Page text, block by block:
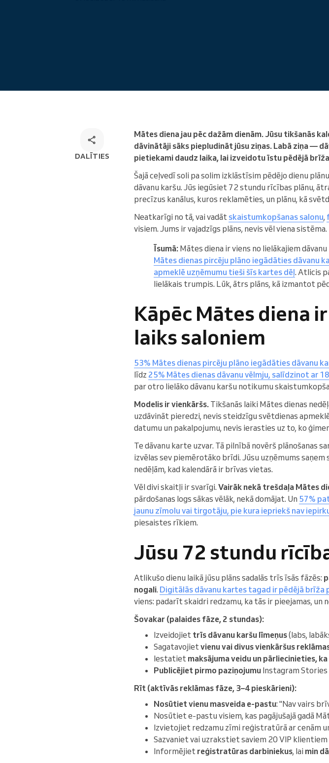
DALĪTIES
Mātes diena jau pēc dažām dienām. Jūsu tikšanās
dāvinātāji sāks piepludināt jūsu ziņas. Labā ziņa —
pietiekami daudz laika, lai izveidotu īstu pēdējā
Šajā ceļvedī soli pa solim izklāstīsim pēdējo dienu
dāvanu karšu. Jūs iegūsiet 72 stundu rīcības plānu,
precīzus kanālus, kuros reklamēties, un plānu, kā
Neatkarīgi no tā, vai vadāt skaistumkopšanas salonu,
visiem. Jums ir vajadzīgs plāns, nevis vēl viena sistēma.
Īsumā: Mātes diena ir viens no lielākajiem
Mātes dienas pircēju plāno iegādāties dāvanu
apmeklē uzņēmumu tieši šīs kartes dēļ. Atlicis
lielākais trumpis. Lūk, ātrs plāns, kā izmantot
Kāpēc Mātes diena
laiks saloniem
53% Mātes dienas pircēju plāno iegādāties dāvanu
līdz 25% Mātes dienas dāvanu vēlmju, salīdzinot ar
par otro lielāko dāvanu karšu notikumu
Modelis ir vienkāršs. Tikšanās laiki Mātes dienas
uzdāvināt pieredzi, nevis steidzīgu svētdienas
datumu un pakalpojumu, nevis ierasties uz to, ko
Te dāvanu karte uzvar. Tā pilnībā novērš plānošanas
izvēlas sev piemērotāko brīdi. Jūsu uzņēmums
nedēļām, kad kalendārā ir brīvas vietas.
Vēl divi skaitļi ir svarīgi. Vairāk nekā trešdaļa Mātes
pārdošanas logs sākas vēlāk, nekā domājat. Un 57%
jaunu zīmolu vai tirgotāju, pie kura iepriekš nav
piesaistes rīkiem.
Jūsu 72 stundu
Atlikušo dienu laikā jūsu plāns sadalās trīs īsās fāzēs:
nogali. Digitālās dāvanu kartes tagad ir pēdējā brīža
viens: padarīt skaidri redzamu, ka tās ir pieejamas, un
Šovakar (palaides fāze, 2 stundas):
Izveidojiet trīs dāvanu karšu līmeņus(labs,
Sagatavojiet vienu vai divus vienkāršus
Iestatiet maksājuma veidu un pārliecinieties,
Publicējiet pirmo paziņojumu Instagram Stories
Rīt (aktīvās reklāmas fāze, 3–4 pieskārieni):
Nosūtiet vienu masveida e-pastu: "Nav vairs
Nosūtiet e-pastu visiem, kas pagājušajā gadā
Izvietojiet redzamu zīmi reģistratūrā ar cenām
Sazvaniet vai uzrakstiet saviem 20 VIP klientiem
Informējiet reģistratūras darbiniekus, lai min